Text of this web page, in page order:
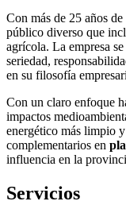
Con más de 25 años
público diverso que
agrícola. La empresa
seriedad,
en su filosofía
Con un claro enfoque
impactos
energético más limpio
complementarios en
influencia en la
Servicios